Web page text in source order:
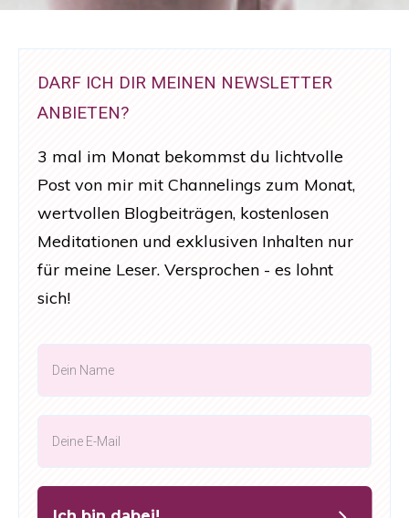
DARF ICH DIR MEINEN NEWSLETTER
ANBIETEN?
3 mal im Monat bekommst du lichtvolle
Post von mir mit Channelings zum Monat,
wertvollen Blogbeiträgen, kostenlosen
Meditationen und exklusiven Inhalten nur
für meine Leser. Versprochen - es lohnt
sich!